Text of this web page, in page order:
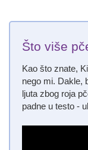
Što više
Kao što znate,
nego mi. Dakle,
ljuta zbog roja
padne u testo -